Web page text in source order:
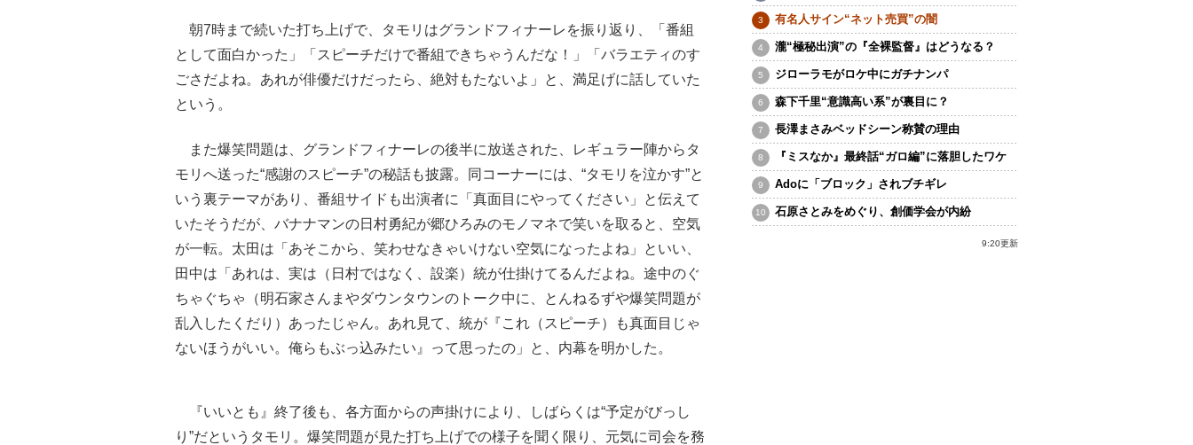
朝7時まで続いた打ち上げで、タモリはグランドフィナーレを振り返り、「番組
として面白かった」「スピーチだけで番組できちゃうんだな！」「バラエティのす
ごさだよね。あれが俳優だけだったら、絶対もたないよ」と、満足げに話していた
という。
また爆笑問題は、グランドフィナーレの後半に放送された、レギュラー陣からタ
モリへ送った“感謝のスピーチ”の秘話も披露。同コーナーには、“タモリを泣かす”と
いう裏テーマがあり、番組サイドも出演者に「真面目にやってください」と伝えて
いたそうだが、バナナマンの日村勇紀が郷ひろみのモノマネで笑いを取ると、空気
が一転。太田は「あそこから、笑わせなきゃいけない空気になったよね」といい、
田中は「あれは、実は（日村ではなく、設楽）統が仕掛けてるんだよね。途中のぐ
ちゃぐちゃ（明石家さんまやダウンタウンのトーク中に、とんねるずや爆笑問題が
乱入したくだり）あったじゃん。あれ見て、統が『これ（スピーチ）も真面目じゃ
ないほうがいい。俺らもぶっ込みたい』って思ったの」と、内幕を明かした。
『いいとも』終了後も、各方面からの声掛けにより、しばらくは“予定がびっし
り”だというタモリ。爆笑問題が見た打ち上げでの様子を聞く限り、元気に司会を務
有名人サイン“ネット売買”の闇
瀧“極秘出演”の『全裸監督』はどうなる？
ジローラモがロケ中にガチナンパ
森下千里“意識高い系”が裏目に？
長澤まさみベッドシーン称賛の理由
『ミスなか』最終話“ガロ編”に落胆したワケ
Adoに「ブロック」されブチギレ
石原さとみをめぐり、創価学会が内紛
9:20更新